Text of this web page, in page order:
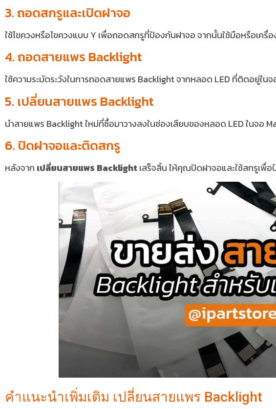
3. ถอดสกรูและเปิดฝาจอ
ใช้ไขควงหรือไขควงแบบ Y เพื่อถอดสกรูที่ป้องกันฝาจอ จากนั้นใช้มือหรือเครื่
4. ถอดสายแพร Backlight
ใช้ความระมัดระวังในการถอดสายแพร Backlight จากหลอด LED ที่ติดอยู่ใ
5. เปลี่ยนสายแพร Backlight
นำสายแพร Backlight ใหม่ที่ซื้อมาวางลงในช่องเสียบของหลอด LED ในจอ
6. ปิดฝาจอและติดสกรู
หลังจาก เปลี่ยนสายแพร Backlightเสร็จสิ้น ให้คุณปิดฝาจอและใช้สกรูเพื่
คำแนะนำเพิ่มเติม เปลี่ยนสายแพร Backlight